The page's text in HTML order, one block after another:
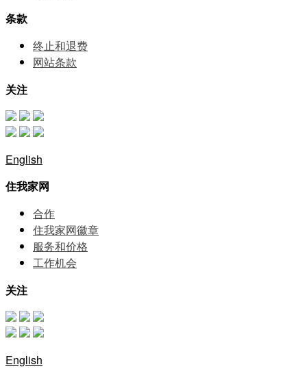
条款
终止和退费
网站条款
关注
English
住我家网
合作
住我家网徽章
服务和价格
⼯作机会
关注
English